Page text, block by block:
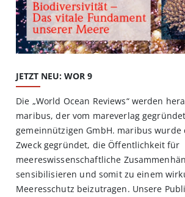
JETZT NEU: WOR 9
Die „World Ocean Reviews“ werden
maribus, der vom mareverlag
gemeinnützigen GmbH. maribus wurde
Zweck gegründet, die Öffentlichkeit für
meereswissenschaftliche
sensibilisieren und somit zu einem
Meeresschutz beizutragen. Unsere